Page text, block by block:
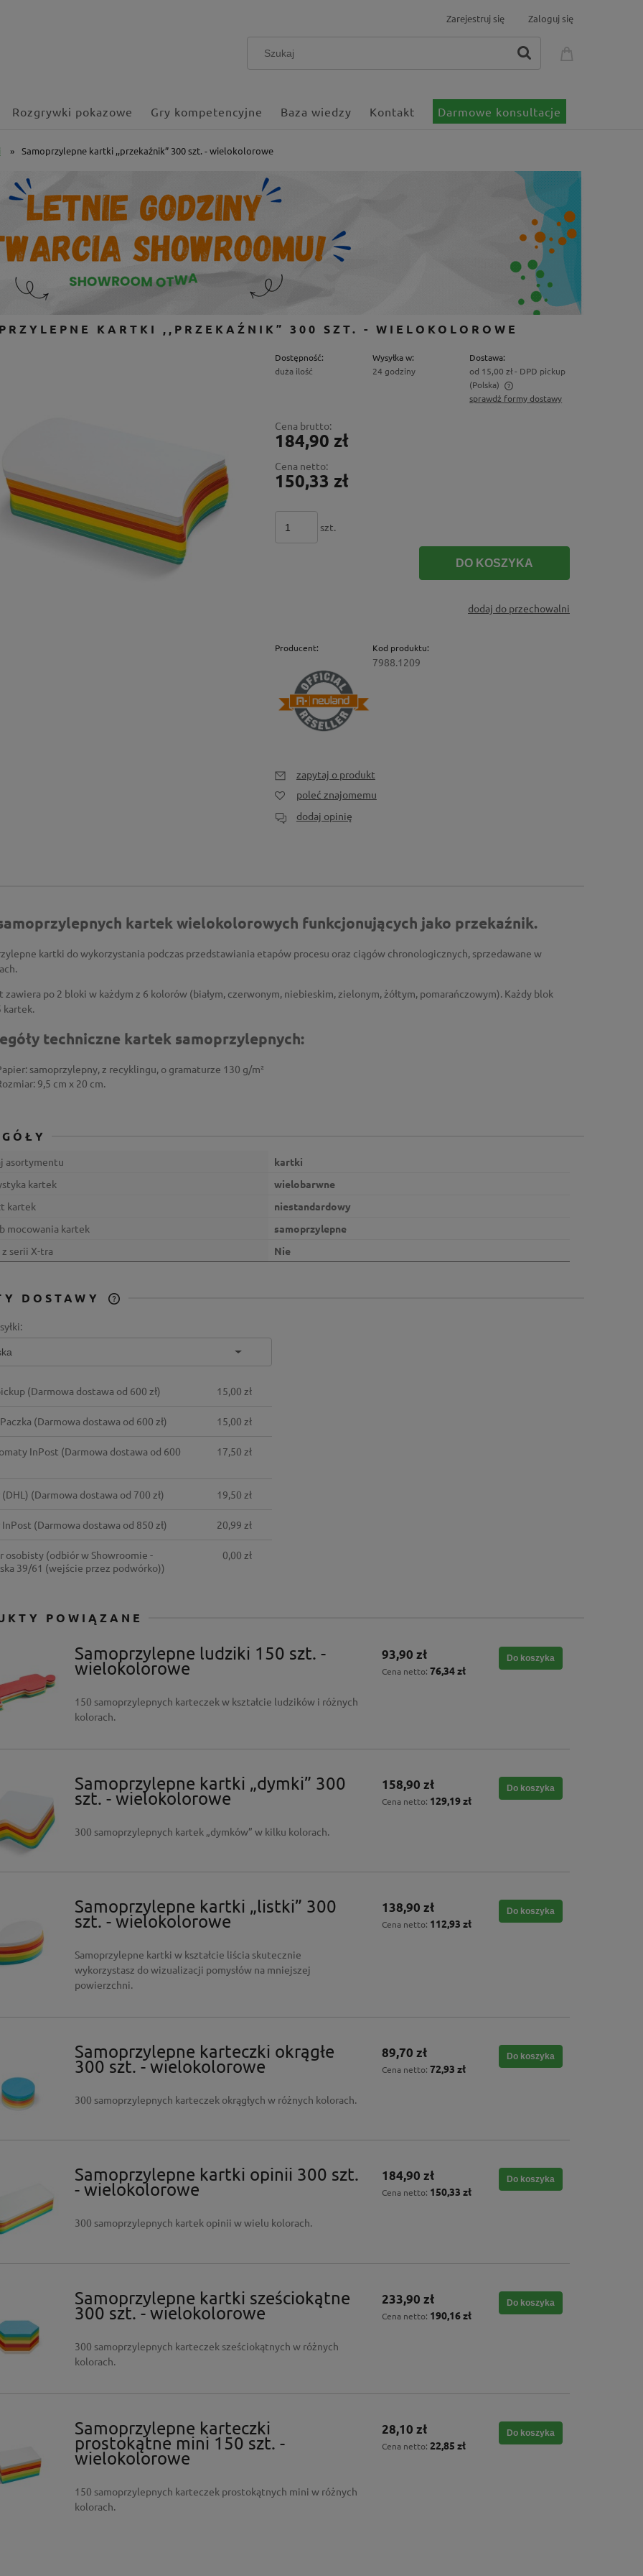
Zarejestruj się Zaloguj się
Rozgrywki pokazowe Gry kompetencyjne Baza wiedzy Kontakt Darmowe konsultacje
» Samoprzylepne kartki ,,przekaźnik” 300 szt. - wielokolorowe
- zespołowa gra
Do koszyka
KARTKI ,,PRZEKAŹNIK” 300 SZT. - WIELOKOLOROWE
Dostępność:
duża ilość
Wysyłka w:
24 godziny
Dostawa:
od 15,00 zł - DPD pickup
(Polska)
płatności
sprawdź formy dostawy
Cena brutto:
184,90 zł
Cena netto:
150,33 zł
szt.
DO KOSZYKA
dodaj do przechowalni
Producent: Kod produktu:
7988.1209
zapytaj o produkt
poleć znajomemu
dodaj opinię
kartek wielokolorowych funkcjonujących jako przekaźnik.
kartki do wykorzystania podczas przedstawiania etapów procesu oraz ciągów chronologicznych, sprzedawane w
zawiera po 2 bloki w każdym z 6 kolorów (białym, czerwonym, niebieskim, zielonym, żółtym, pomarańczowym). Każdy blok
kartek.
techniczne kartek samoprzylepnych:
samoprzylepny, z recyklingu, o gramaturze 130 g/m²
9,5 cm x 20 cm.
asortymentu
kartki
kartek
wielobarwne
kartek
niestandardowy
mocowania kartek
samoprzylepne
serii X-tra
Nie
DOSTAWY
(Darmowa dostawa od 600 zł) 15,00 zł
(Darmowa dostawa od 600 zł) 15,00 zł
InPost (Darmowa dostawa od 600 17,50 zł
(Darmowa dostawa od 700 zł) 19,50 zł
(Darmowa dostawa od 850 zł) 20,99 zł
osobisty (odbiór w Showroomie -
39/61 (wejście przez podwórko))
0,00 zł
POWIĄZANE
Samoprzylepne ludziki 150 szt. -
wielokolorowe
150 samoprzylepnych karteczek w kształcie ludzików i różnych
kolorach.
93,90 zł
Cena netto:76,34 zł
Do koszyka
Samoprzylepne kartki „dymki” 300
szt. - wielokolorowe
300 samoprzylepnych kartek „dymków” w kilku kolorach.
158,90 zł
Cena netto: 129,19 zł
Do koszyka
Samoprzylepne kartki „listki” 300
szt. - wielokolorowe
Samoprzylepne kartki w kształcie liścia skutecznie
wykorzystasz do wizualizacji pomysłów na mniejszej
powierzchni.
138,90 zł
Cena netto: 112,93 zł
Do koszyka
Samoprzylepne karteczki okrągłe
300 szt. - wielokolorowe
300 samoprzylepnych karteczek okrągłych w różnych kolorach.
89,70 zł
Cena netto:72,93 zł
Do koszyka
Samoprzylepne kartki opinii 300 szt.
- wielokolorowe
300 samoprzylepnych kartek opinii w wielu kolorach.
184,90 zł
Cena netto: 150,33 zł
Do koszyka
Samoprzylepne kartki sześciokątne
300 szt. - wielokolorowe
300 samoprzylepnych karteczek sześciokątnych w różnych
kolorach.
233,90 zł
Cena netto: 190,16 zł
Do koszyka
Samoprzylepne karteczki
prostokątne mini 150 szt. -
wielokolorowe
150 samoprzylepnych karteczek prostokątnych mini w różnych
kolorach.
28,10 zł
Cena netto:22,85 zł
Do koszyka